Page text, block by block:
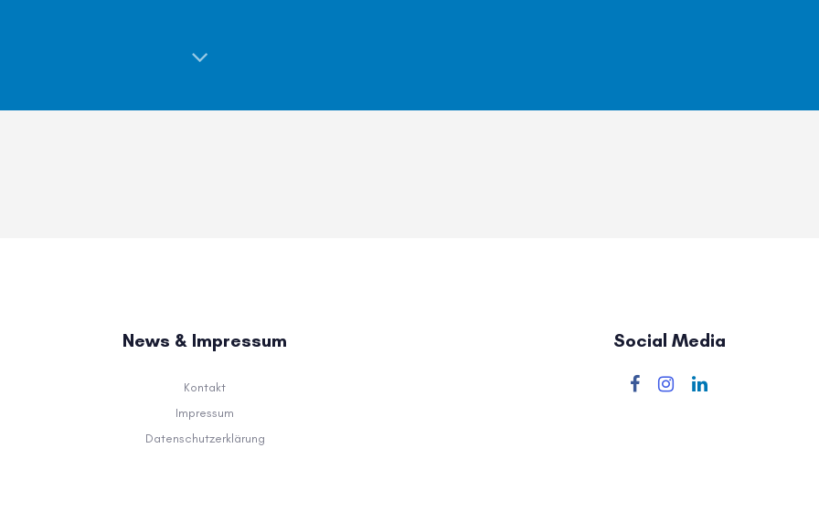
News & Impressum
Kontakt
Impressum
Datenschutzerklärung
Social Media